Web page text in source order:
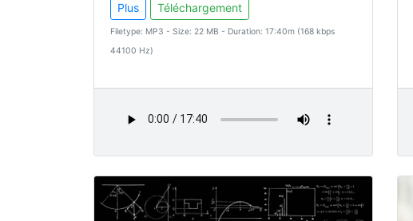
Plus Téléchargement
Filetype: MP3 - Size: 22 MB - Duration: 17:40m (168 kbps
44100 Hz)